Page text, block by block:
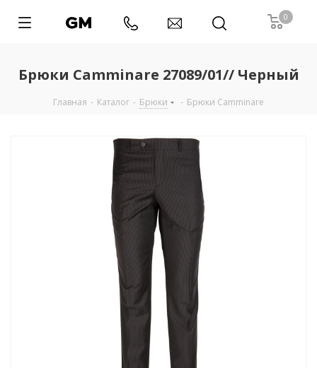
0
Брюки Camminare 27089/01// Черный
Главная - Каталог - Брюки - Брюки Camminare